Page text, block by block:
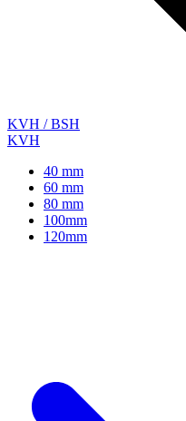
KVH / BSH
KVH
40 mm
60 mm
80 mm
100mm
120mm